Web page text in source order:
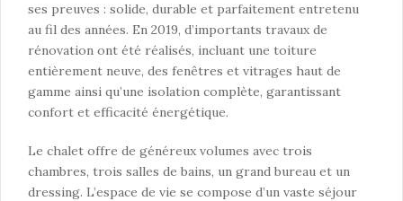
ses preuves : solide, durable et parfaitement entretenu
au fil des années. En 2019, d’importants travaux de
rénovation ont été réalisés, incluant une toiture
entièrement neuve, des fenêtres et vitrages haut de
gamme ainsi qu’une isolation complète, garantissant
confort et efficacité énergétique.
Le chalet offre de généreux volumes avec trois
chambres, trois salles de bains, un grand bureau et un
dressing. L’espace de vie se compose d’un vaste séjour